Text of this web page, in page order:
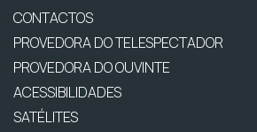
CONTACTOS
PROVEDORA DO TELESPECTADOR
PROVEDORA DO OUVINTE
ACESSIBILIDADES
SATÉLITES